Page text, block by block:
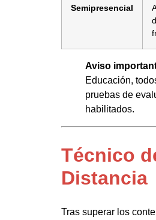
Semipresencial
Aviso
Educación,
pruebas de
habilitados.
Técnico
Distancia
Tras superar los